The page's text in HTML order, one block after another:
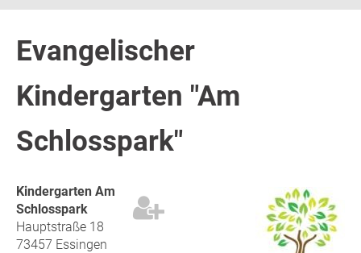
Evangelischer
Kindergarten "Am
Schlosspark"
Kindergarten Am
Schlosspark
Hauptstraße 18
73457 Essingen